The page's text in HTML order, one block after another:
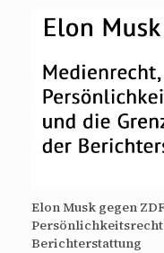
Elon Musk gegen
Berichterstattung